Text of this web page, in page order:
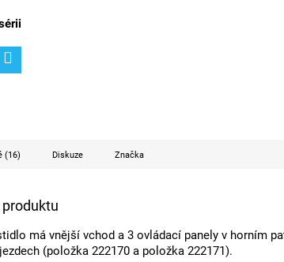
(16) Diskuze Značka
má vnější vchod a 3 ovládací panely v horním
(položka 222170 a položka 222171).